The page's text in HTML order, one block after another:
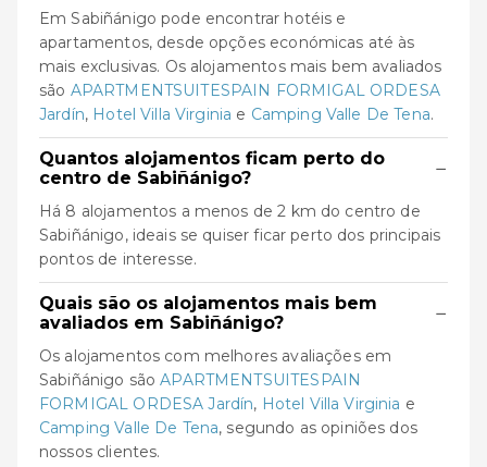
Em Sabiñánigo pode encontrar hotéis e
apartamentos, desde opções económicas até às
mais exclusivas. Os alojamentos mais bem avaliados
são APARTMENTSUITESPAIN FORMIGAL ORDESA
Jardín, Hotel Villa Virginia e Camping Valle De Tena.
Quantos alojamentos ficam perto do
centro de Sabiñánigo?
−
Há 8 alojamentos a menos de 2 km do centro de
Sabiñánigo, ideais se quiser ficar perto dos principais
pontos de interesse.
Quais são os alojamentos mais bem
avaliados em Sabiñánigo?
−
Os alojamentos com melhores avaliações em
Sabiñánigo sãoAPARTMENTSUITESPAIN
FORMIGAL ORDESA Jardín, Hotel Villa Virginia e
Camping Valle De Tena, segundo as opiniões dos
nossos clientes.